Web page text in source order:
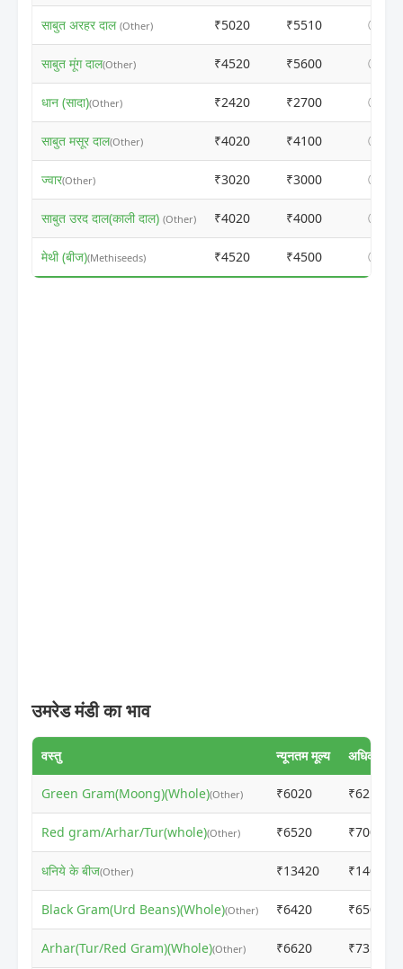
साबुत अरहर दाल (Other) ₹5020 ₹5510 ⓘ
साबुत मूंग दाल(Other) ₹4520 ₹5600 ⓘ
धान (सादा)(Other) ₹2420 ₹2700 ⓘ
साबुत मसूर दाल(Other) ₹4020 ₹4100 ⓘ
ज्वार(Other) ₹3020 ₹3000 ⓘ
साबुत उरद दाल(काली दाल) (Other) ₹4020 ₹4000 ⓘ
मेथी (बीज)(Methiseeds) ₹4520 ₹4500 ⓘ
उमरेड मंडी का भाव
वस्तु न्यूनतम मूल्य अधिकतम
Green Gram(Moong)(Whole)(Other) ₹6020 ₹6210
Red gram/Arhar/Tur(whole)(Other) ₹6520 ₹7000
धनिये के बीज(Other) ₹13420 ₹14010
Black Gram(Urd Beans)(Whole)(Other) ₹6420 ₹6500
Arhar(Tur/Red Gram)(Whole)(Other) ₹6620 ₹7350